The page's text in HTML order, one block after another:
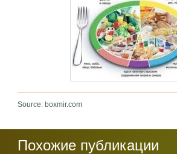
Source: boxmir.com
Похожие публикации